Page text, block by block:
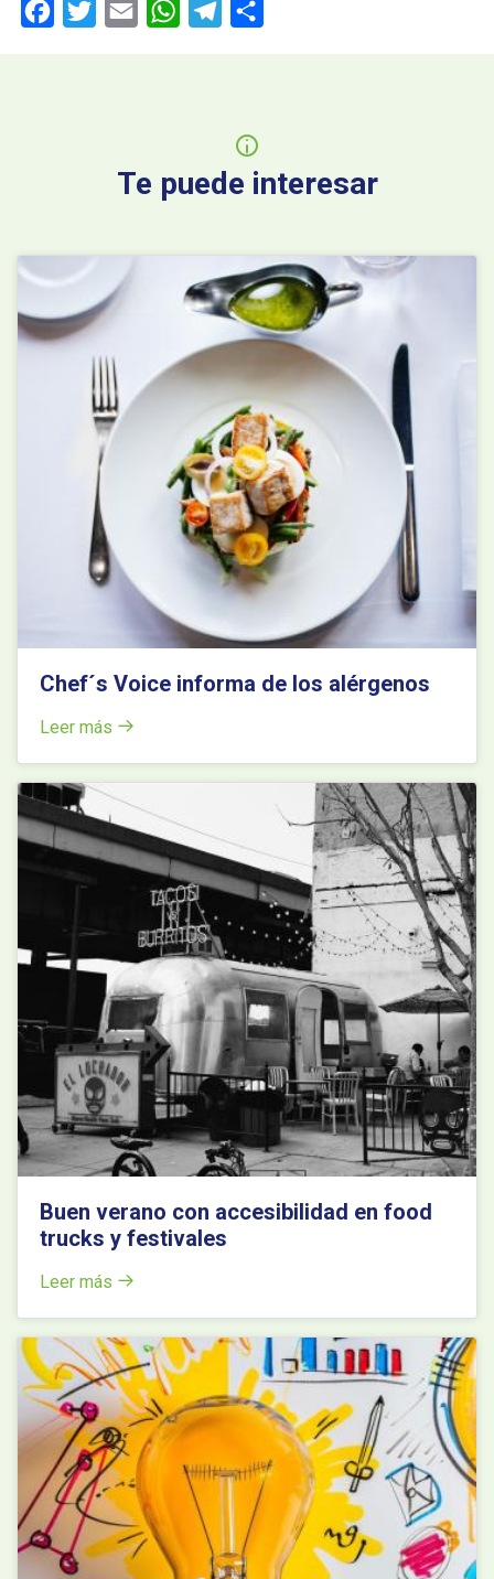
Facebook
Twitter Email WhatsAppTelegram
Te puede interesar
Chef´s Voice informa de los alérgenos
Leer más
Buen verano con accesibilidad en food
trucks y festivales
Leer más